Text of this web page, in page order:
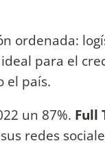
ordenada:
para el
el país.
un 87%. Full
redes